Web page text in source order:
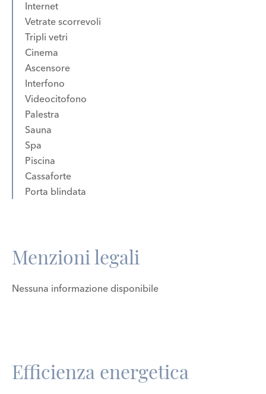
Internet
Vetrate scorrevoli
Tripli vetri
Cinema
Ascensore
Interfono
Videocitofono
Palestra
Sauna
Spa
Piscina
Cassaforte
Porta blindata
Menzioni legali
Nessuna informazione disponibile
Efficienza energetica